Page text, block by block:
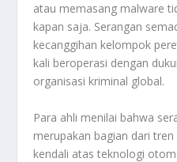
atau memasang malware
kapan saja. Serangan
kecanggihan kelompok
kali beroperasi dengan
organisasi kriminal global.
Para ahli menilai bahwa
merupakan bagian dari
kendali atas teknologi